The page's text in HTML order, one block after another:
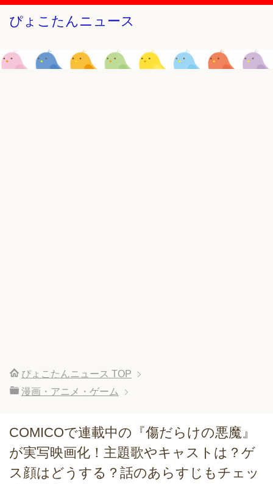
ぴょこたんニュース
ぴょこたんニュース TOP
漫画・アニメ・ゲーム
COMICOで連載中の『傷だらけの悪魔』
が実写映画化！主題歌やキャストは？ゲ
ス顔はどうする？話のあらすじもチェッ